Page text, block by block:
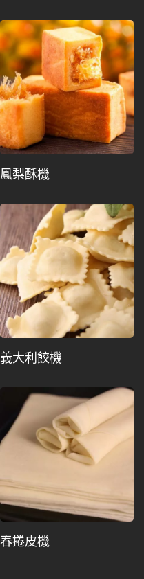
鳳梨酥機
義大利餃機
春捲皮機